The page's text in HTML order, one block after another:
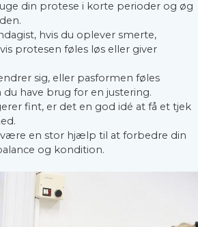
din protese i korte perioder og øg
hvis du oplever smerte,
protesen føles løs eller giver
sig, eller pasformen føles
du have brug for en justering.
fint, er det en god idé at få et tjek
være en stor hjælp til at forbedre din
og kondition.